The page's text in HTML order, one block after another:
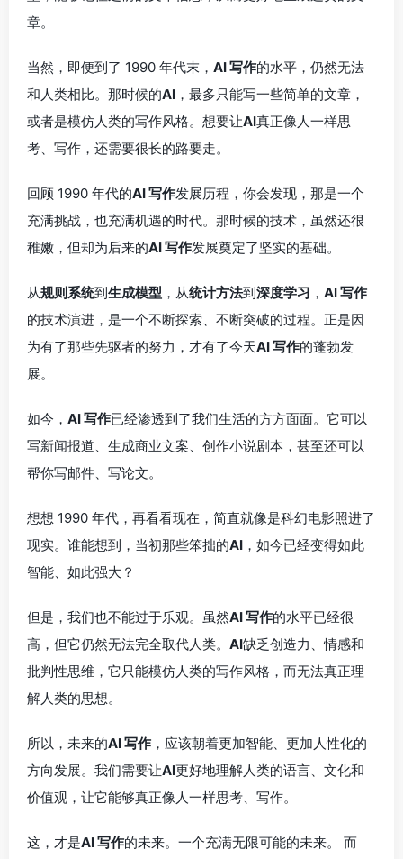
章。
当然，即便到了 1990 年代末， AI 写作的水平，仍然无法
和人类相比。那时候的AI ，最多只能写一些简单的文章，
或者是模仿人类的写作风格。想要让AI真正像人一样思
考、写作，还需要很长的路要走。
回顾 1990 年代的AI 写作发展历程，你会发现，那是一个
充满挑战，也充满机遇的时代。那时候的技术，虽然还很
稚嫩，但却为后来的AI 写作发展奠定了坚实的基础。
从规则系统到生成模型 ，从统计方法到深度学习 ， AI 写作
的技术演进，是一个不断探索、不断突破的过程。正是因
为有了那些先驱者的努力，才有了今天AI 写作的蓬勃发
展。
如今， AI 写作已经渗透到了我们生活的方方面面。它可以
写新闻报道、生成商业文案、创作小说剧本，甚至还可以
帮你写邮件、写论文。
想想 1990 年代，再看看现在，简直就像是科幻电影照进了
现实。谁能想到，当初那些笨拙的AI ，如今已经变得如此
智能、如此强大？
但是，我们也不能过于乐观。虽然AI 写作的水平已经很
高，但它仍然无法完全取代人类。 AI缺乏创造力、情感和
批判性思维，它只能模仿人类的写作风格，而无法真正理
解人类的思想。
所以，未来的AI 写作 ，应该朝着更加智能、更加人性化的
方向发展。我们需要让AI更好地理解人类的语言、文化和
价值观，让它能够真正像人一样思考、写作。
这，才是AI 写作的未来。一个充满无限可能的未来。 而